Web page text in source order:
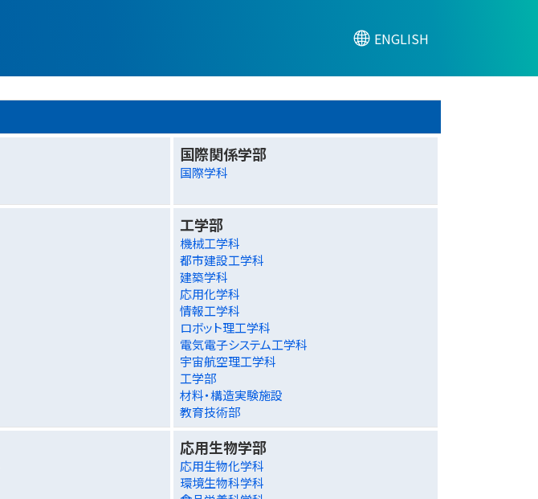
ENGLISH
国際関係学部
国際学科
工学部
機械工学科
都市建設工学科
建築学科
応用化学科
情報工学科
ロボット理工学科
電気電子システム工学科
宇宙航空理工学科
工学部
材料・構造実験施設
教育技術部
応用生物学部
応用生物化学科
環境生物科学科